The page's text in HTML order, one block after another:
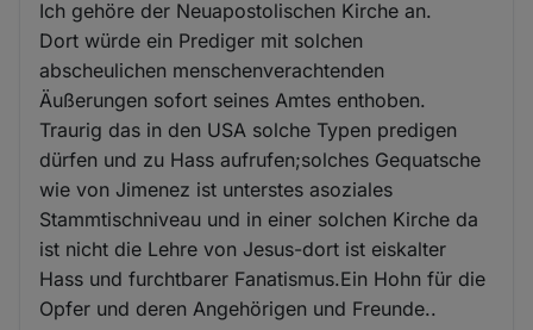
Ich gehöre der Neuapostolischen Kirche an.
Dort würde ein Prediger mit solchen
abscheulichen menschenverachtenden
Äußerungen sofort seines Amtes enthoben.
Traurig das in den USA solche Typen predigen
dürfen und zu Hass aufrufen;solches Gequatsche
wie von Jimenez ist unterstes asoziales
Stammtischniveau und in einer solchen Kirche da
ist nicht die Lehre von Jesus-dort ist eiskalter
Hass und furchtbarer Fanatismus.Ein Hohn für die
Opfer und deren Angehörigen und Freunde..